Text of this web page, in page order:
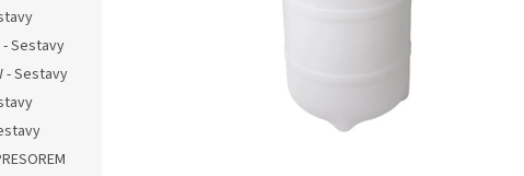
- Sestavy
- Sestavy